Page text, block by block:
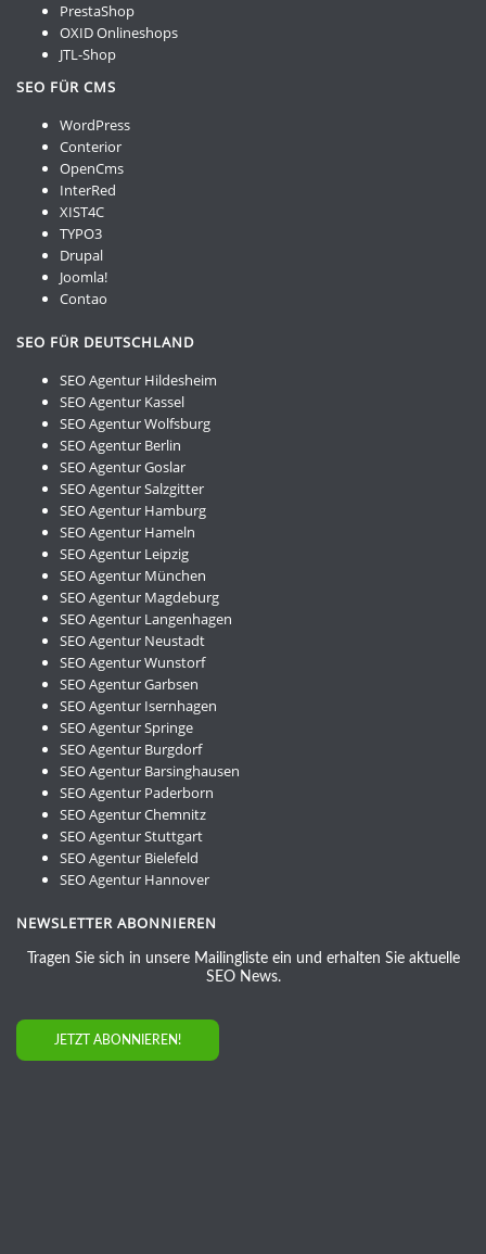
PrestaShop
OXID Onlineshops
JTL-Shop
SEO FÜR CMS
WordPress
Conterior
OpenCms
InterRed
XIST4C
TYPO3
Drupal
Joomla!
Contao
SEO FÜR DEUTSCHLAND
SEO Agentur Hildesheim
SEO Agentur Kassel
SEO Agentur Wolfsburg
SEO Agentur Berlin
SEO Agentur Goslar
SEO Agentur Salzgitter
SEO Agentur Hamburg
SEO Agentur Hameln
SEO Agentur Leipzig
SEO Agentur München
SEO Agentur Magdeburg
SEO Agentur Langenhagen
SEO Agentur Neustadt
SEO Agentur Wunstorf
SEO Agentur Garbsen
SEO Agentur Isernhagen
SEO Agentur Springe
SEO Agentur Burgdorf
SEO Agentur Barsinghausen
SEO Agentur Paderborn
SEO Agentur Chemnitz
SEO Agentur Stuttgart
SEO Agentur Bielefeld
SEO Agentur Hannover
NEWSLETTER ABONNIEREN
Tragen Sie sich in unsere Mailingliste ein und erhalten Sie aktuelle
SEO News.
JETZT ABONNIEREN!